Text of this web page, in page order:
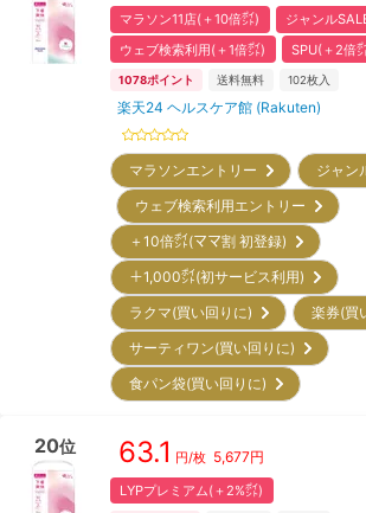
マラソン11店(＋10倍㌽)
ジャンル
ウェブ検索利用(＋1倍㌽)
SPU(＋2倍
1078ポイント 送料無料 102枚入
楽天24 ヘルスケア館 (Rakuten)
マラソンエントリー
ジャン
ウェブ検索利用エントリー
＋10倍㌽(ママ割 初登録)
＋1,000㌽(初サービス利用)
ラクマ(買い回りに)
楽券(
サーティワン(買い回りに)
食パン袋(買い回りに)
20位 63.1 円/枚 5,677円
LYPプレミアム(＋2%㌽)